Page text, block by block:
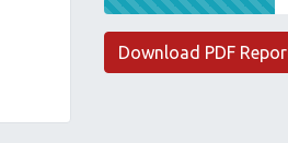
Download PDF